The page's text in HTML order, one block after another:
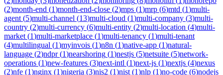
(2)month-end (1)month-end-close (2)mps (1)mrp (6)mtd (1)multi-
agent (5)multi-channel (13)multi-cloud (1)multi-company (3)multi-
country (2)multi-currency (6)multi-entity (2)multi-location (4)multi-
market (1)multi-marketplace (1)multi-tenancy (1)multi-tenant
(4)multilingual (1)myinvois (1)n8n (1)native-app (1)natural-
language (2)ndpr(1)nearshoring (1)nestjs (5)netsuite (5)network-
operations (1)new-features (3)next-intl (1)next-js (1)nextjs (4)nexus
(2)nfe (1)nginx (1)nigeria (3)nis2 (1)nist (1)nlp (1)no-code (6)nodejs